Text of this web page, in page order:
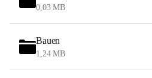
0,03 MB
Bauen
1,24 MB